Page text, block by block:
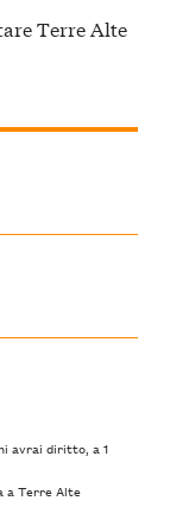
Terre Alte
avrai diritto, a 1
a Terre Alte